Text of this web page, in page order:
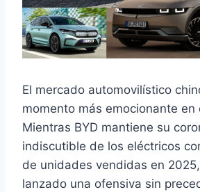
El mercado automovilístico
momento más emocionante en
Mientras BYD mantiene su
indiscutible de los eléctricos
de unidades vendidas en
lanzado una ofensiva sin